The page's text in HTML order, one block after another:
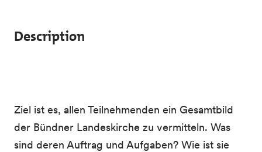
Description
Ziel ist es, allen Teilnehmenden ein Gesamtbild
der Bündner Landeskirche zu vermitteln. Was
sind deren Auftrag und Aufgaben? Wie ist sie